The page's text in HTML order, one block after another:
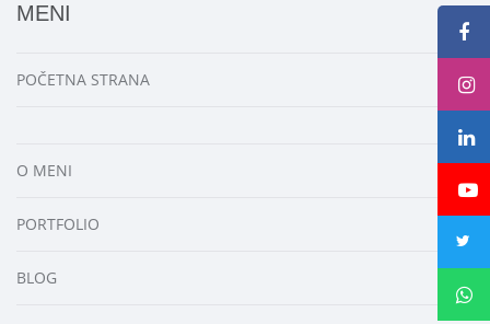
MENI
POČETNA STRANA
O MENI
PORTFOLIO
BLOG